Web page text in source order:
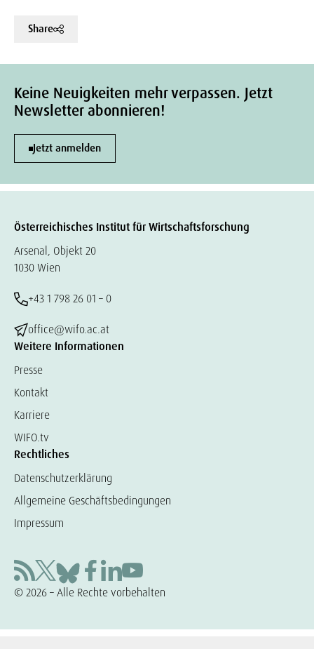
Share
Keine Neuigkeiten mehr verpassen. Jetzt
Newsletter abonnieren!
Jetzt anmelden
Österreichisches Institut für Wirtschaftsforschung
Arsenal, Objekt 20
1030 Wien
+43 1 798 26 01 – 0
office@wifo.ac.at
Weitere Informationen
Presse
Kontakt
Karriere
WIFO.tv
Rechtliches
Datenschutzerklärung
Allgemeine Geschäftsbedingungen
Impressum
© 2026 – Alle Rechte vorbehalten